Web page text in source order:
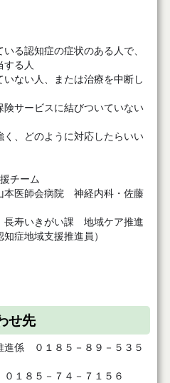
る認知症の症状のある人で、
する人
いない人、または治療を中断し
険サービスに結びついていない
く、どのように対応したらいい
チーム
本医師会病院 神経内科・佐藤
寿いきがい課 地域ケア推進
症地域支援推進員）
せ先
係 ０１８５－８９－５３５
１８５－７４－７１５６